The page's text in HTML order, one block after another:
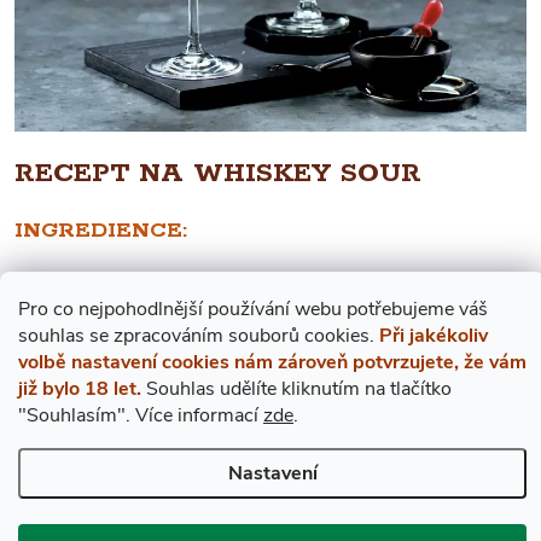
Pro co nejpohodlnější používání webu potřebujeme váš
souhlas se zpracováním souborů cookies. Při jakékoliv
volbě nastavení cookies nám zároveň potvrzujete, že vám
již bylo 18 let. Souhlas udělíte kliknutím na tlačítko
"Souhlasím". Více informacízde.
Nastavení
RECEPT NA WHISKEY SOUR
INGREDIENCE:
3 cl čerstvě vymačkané citronové šťávy nebocitronové šťávy
1,5 cl cukrového sirupu (cukerný roztok)
Třešně maraschino (nebo citronová kůra), ozdoba